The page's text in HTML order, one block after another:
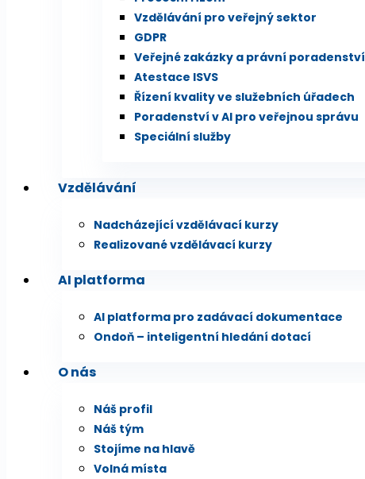
Vzdělávání pro veřejný sektor
GDPR
Veřejné zakázky a právní poradenství
Atestace ISVS
Řízení kvality ve služebních úřadech
Poradenství v AI pro veřejnou správu
Speciální služby
Vzdělávání
Nadcházející vzdělávací kurzy
Realizované vzdělávací kurzy
AI platforma
AI platforma pro zadávací dokumentace
Ondoň – inteligentní hledání dotací
O nás
Náš profil
Náš tým
Stojíme na hlavě
Volná místa